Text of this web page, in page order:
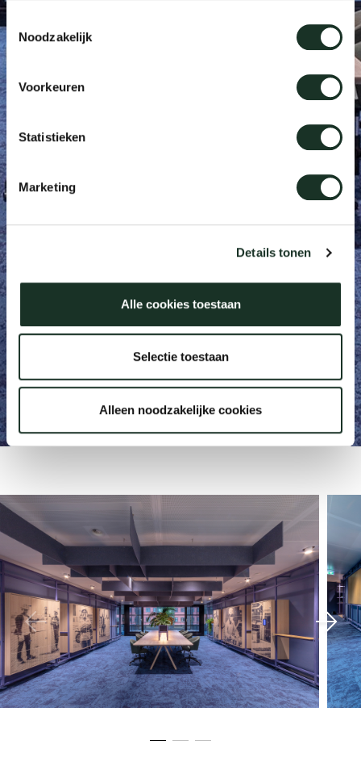
Noodzakelijk
Voorkeuren
Statistieken
Marketing
Details tonen
Alle cookies toestaan
Selectie toestaan
Alleen noodzakelijke cookies
ineke
karel
Development bank
The Hague